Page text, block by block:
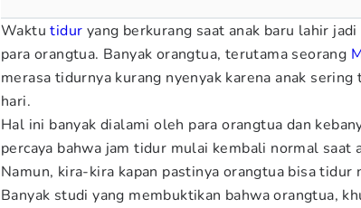
Waktutidur yang berkurang saat anak baru lahir
para orangtua. Banyak orangtua, terutama seorang
merasa tidurnya kurang nyenyak karena anak
hari.
Hal ini banyak dialami oleh para orangtua dan
percaya bahwa jam tidur mulai kembali normal saat
Namun, kira-kira kapan pastinya orangtua bisa tidur
Banyak studi yang membuktikan bahwa orangtua,